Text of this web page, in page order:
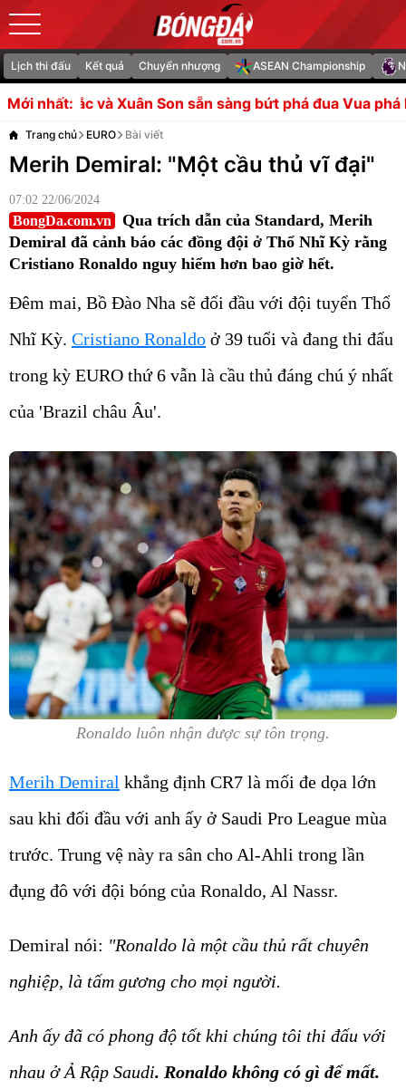
Lịch thi đấu Kết quả Chuyển nhượng ASEAN Championship
Mới nhất:
sẵn sàng bứt phá đua Vua phá lưới ASEAN Cup
Trang chủ EURO Bài viết
Merih Demiral: "Một cầu thủ vĩ đại"
07:02 22/06/2024
BongDa.com.vn
Qua trích dẫn của Standard, Merih
Demiral đã cảnh báo các đồng đội ở Thổ Nhĩ Kỳ rằng
Cristiano Ronaldo nguy hiểm hơn bao giờ hết.
Đêm mai, Bồ Đào Nha sẽ đối đầu với đội tuyển Thổ
Nhĩ Kỳ. Cristiano Ronaldo ở 39 tuổi và đang thi đấu
trong kỳ EURO thứ 6 vẫn là cầu thủ đáng chú ý nhất
của 'Brazil châu Âu'.
Ronaldo luôn nhận được sự tôn trọng.
Merih Demiral khẳng định CR7 là mối đe dọa lớn
sau khi đối đầu với anh ấy ở Saudi Pro League mùa
trước. Trung vệ này ra sân cho Al-Ahli trong lần
đụng đô với đội bóng của Ronaldo, Al Nassr.
Demiral nói: "Ronaldo là một cầu thủ rất chuyên
nghiệp, là tấm gương cho mọi người.
Anh ấy đã có phong độ tốt khi chúng tôi thi đấu với
nhau ở Ả Rập Saudi. Ronaldo không có gì để mất.